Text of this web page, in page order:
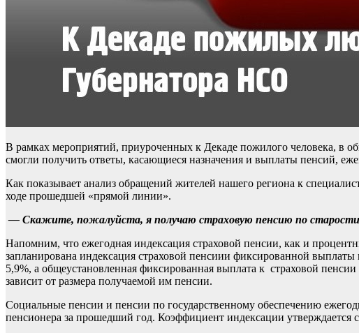
В рамках мероприятий, приуроченных к Декаде пожилого человека, в
смогли получить ответы, касающиеся назначения и выплаты пенсий,
Как показывает анализ обращений жителей нашего региона к
ходе прошедшей «прямой линии».
— Скажите, пожалуйста, я получаю страховую пенсию по
Напомним, что ежегодная индексация страховой пенсии, как и
запланирована индексация страховой пенсиии фиксированной
5,9%, а общеустановленная фиксированная выплата к страховой
зависит от размера получаемой им пенсии.
Социальные пенсии и пенсии по государственному обеспечению
пенсионера за прошедший год. Коэффициент индексации утверждается